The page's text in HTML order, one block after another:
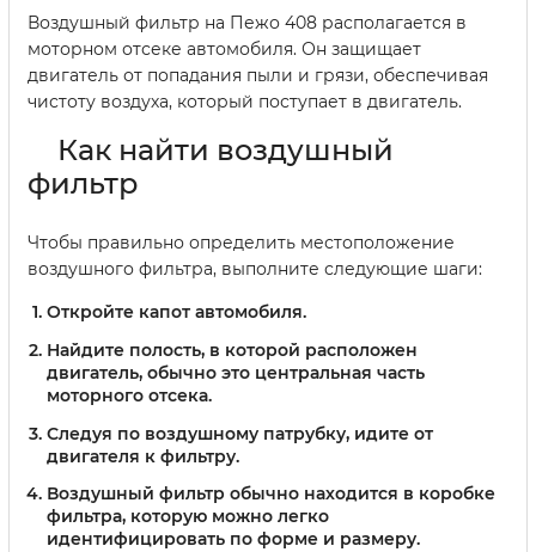
Воздушный фильтр на Пежо 408 располагается в
моторном отсеке автомобиля. Он защищает
двигатель от попадания пыли и грязи, обеспечивая
чистоту воздуха, который поступает в двигатель.
Как найти воздушный
фильтр
Чтобы правильно определить местоположение
воздушного фильтра, выполните следующие шаги:
Откройте капот автомобиля.
Найдите полость, в которой расположен
двигатель, обычно это центральная часть
моторного отсека.
Следуя по воздушному патрубку, идите от
двигателя к фильтру.
Воздушный фильтр обычно находится в коробке
фильтра, которую можно легко
идентифицировать по форме и размеру.